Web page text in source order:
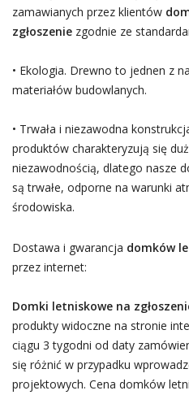
zamawianych przez klientów
zgłoszeniezgodnie ze
• Ekologia. Drewno to jednen z
materiałów budowlanych.
• Trwała i niezawodna
produktów charakteryzują się
niezawodnością, dlatego nasze
są trwałe, odporne na warunki
środowiska.
Dostawa i gwarancja domków
przez internet:
Domki letniskowe na
produkty widoczne na stronie
ciągu 3 tygodni od daty
się różnić w przypadku
projektowych. Cena domków